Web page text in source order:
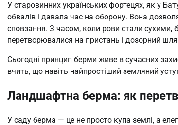
У старовинних українських фортецях, як у
обвалів і давала час на оборону. Вона
сповзання. З часом, коли рови стали сухими,
перетворювалися на пристань і дозорний
Сьогодні принцип берми живе в сучасних
вчить, що навіть найпростіший земляний
Ландшафтна берма: як
У саду берма — це не просто купа землі, а